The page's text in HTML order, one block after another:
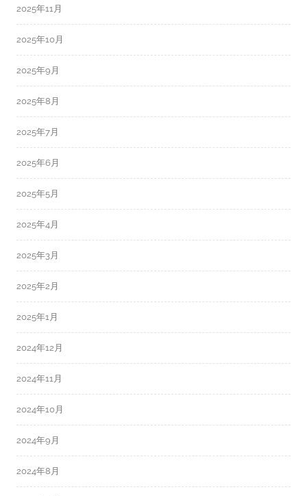
2025年11月
2025年10月
2025年9月
2025年8月
2025年7月
2025年6月
2025年5月
2025年4月
2025年3月
2025年2月
2025年1月
2024年12月
2024年11月
2024年10月
2024年9月
2024年8月